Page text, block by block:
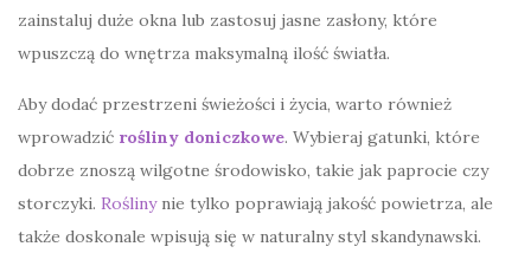
zainstaluj duże okna lub zastosuj jasne zasłony, które
wpuszczą do wnętrza maksymalną ilość światła.
Aby dodać przestrzeni świeżości i życia, warto również
wprowadzić rośliny doniczkowe. Wybieraj gatunki, które
dobrze znoszą wilgotne środowisko, takie jak paprocie czy
storczyki. Roślinynie tylko poprawiają jakość powietrza, ale
także doskonale wpisują się w naturalny styl skandynawski.